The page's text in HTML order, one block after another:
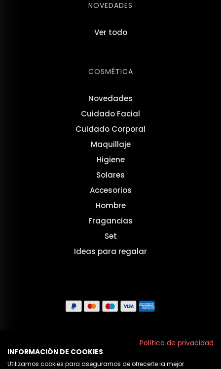
NOVEDADES
Ver todo
COSMÉTICA
Novedades
Cuidado Facial
Cuidado Corporal
Maquillaje
Higiene
Solares
Accesorios
Hombre
Fragancias
Set
Ideas para regalar
Política de privacidad
INFORMACIÓN DE COOKIES
Utilizamos cookies para asegurarnos de ofrecerte la mejor